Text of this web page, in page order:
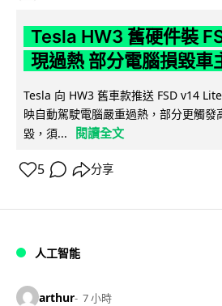
Tesla HW3 舊硬件裝
現過熱 部分電腦損毀車
Tesla 向 HW3 舊車款推送 FSD v14
映自動駕駛電腦嚴重過熱，部分更觸發
毀，須...
閱讀全文
5 分享
人工智能
arthur 7 小時